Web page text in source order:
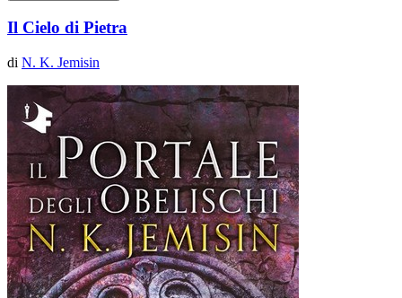
Il Cielo di Pietra
di N. K. Jemisin